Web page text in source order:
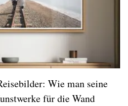
Wie man seine
für die Wand